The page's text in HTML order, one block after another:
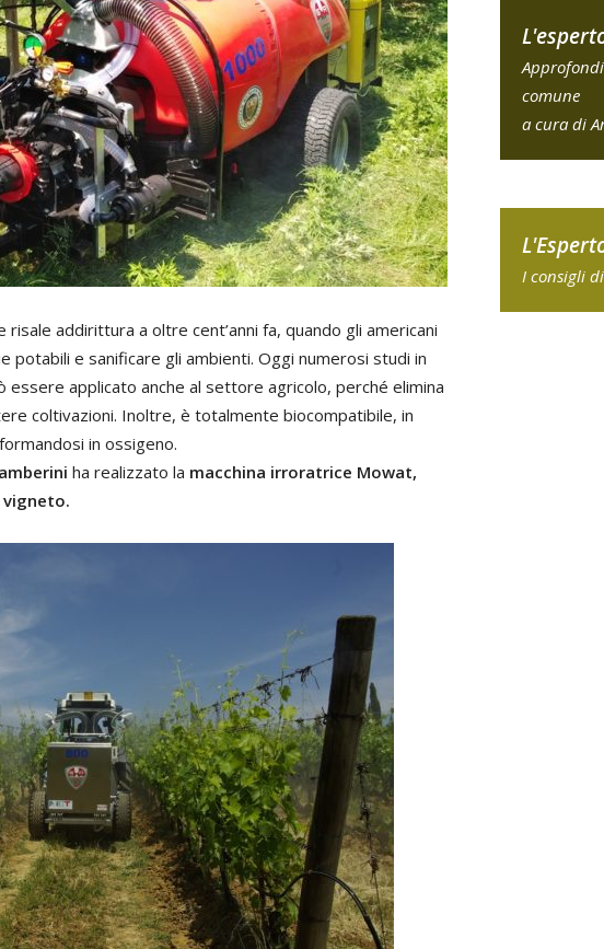
risale addirittura a oltre cent’anni fa, quando gli americani
potabili e sanificare gli ambienti. Oggi numerosi studi in
essere applicato anche al settore agricolo, perché elimina
coltivazioni. Inoltre, è totalmente biocompatibile, in
in ossigeno.
ha realizzato la macchina irroratrice Mowat,
comune
a cura di
I consigli